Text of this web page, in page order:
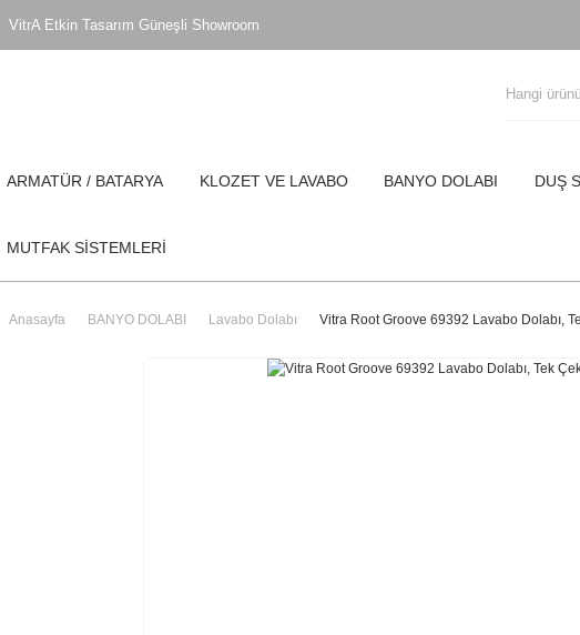
VitrA Etkin Tasarım Güneşli Showroom
ARMATÜR / BATARYA KLOZET VE LAVABO BANYO DOLABI DUŞ
MUTFAK SİSTEMLERİ
Anasayfa BANYO DOLABI Lavabo Dolabı Vitra Root Groove 69392 Lavabo Dolabı,